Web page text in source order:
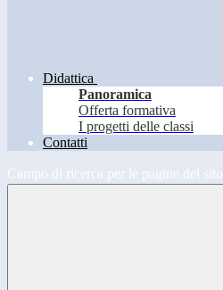
Didattica
Panoramica
Offerta formativa
I progetti delle classi
Contatti
Campo di ricerca per le pagine del sito